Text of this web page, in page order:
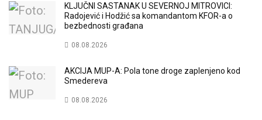
KLJUČNI SASTANAK U SEVERNOJ MITROVICI:
Radojević i Hodžić sa komandantom KFOR-a o
bezbednosti građana
08.08.2026
AKCIJA MUP-A: Pola tone droge zaplenjeno kod
Smedereva
08.08.2026